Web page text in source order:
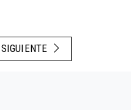
SIGUIENTE